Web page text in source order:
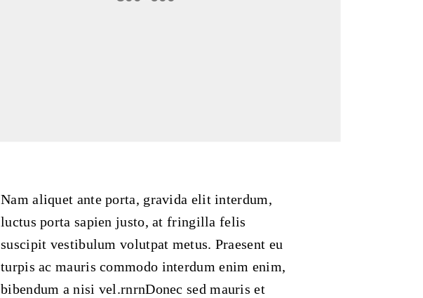
Nam aliquet ante porta, gravida elit interdum,
luctus porta sapien justo, at fringilla felis
suscipit vestibulum volutpat metus. Praesent eu
turpis ac mauris commodo interdum enim enim,
bibendum a nisi vel.rnrnDonec sed mauris et